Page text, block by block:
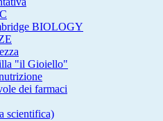
BIOLOGY
"il Gioiello"
dei farmaci
scientifica)